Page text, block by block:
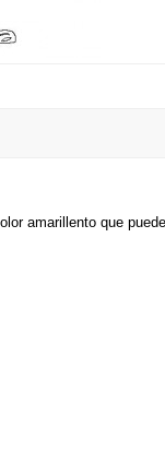
amarillento que